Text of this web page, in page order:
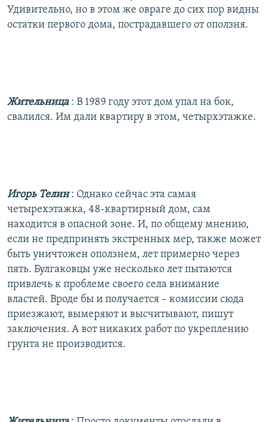
Удивительно, но в этом же овраге до сих пор видны
остатки первого дома, пострадавшего от оползня.
Жительница : В 1989 году этот дом упал на бок,
свалился. Им дали квартиру в этом, четырхэтажке.
Игорь Телин: Однако сейчас эта самая
четырехэтажка, 48-квартирный дом, сам
находится в опасной зоне. И, по общему мнению,
если не предпринять экстренных мер, также может
быть уничтожен оползнем, лет примерно через
пять. Булгаковцы уже несколько лет пытаются
привлечь к проблеме своего села внимание
властей. Вроде бы и получается – комиссии сюда
приезжают, вымеряют и высчитывают, пишут
заключения. А вот никаких работ по укреплению
грунта не производится.